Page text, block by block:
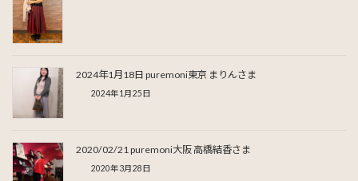
2024年1月18日 puremoni東京 まりんさま
2024年1月25日
2020/02/21 puremoni大阪 高橋結香さま
2020年3月28日